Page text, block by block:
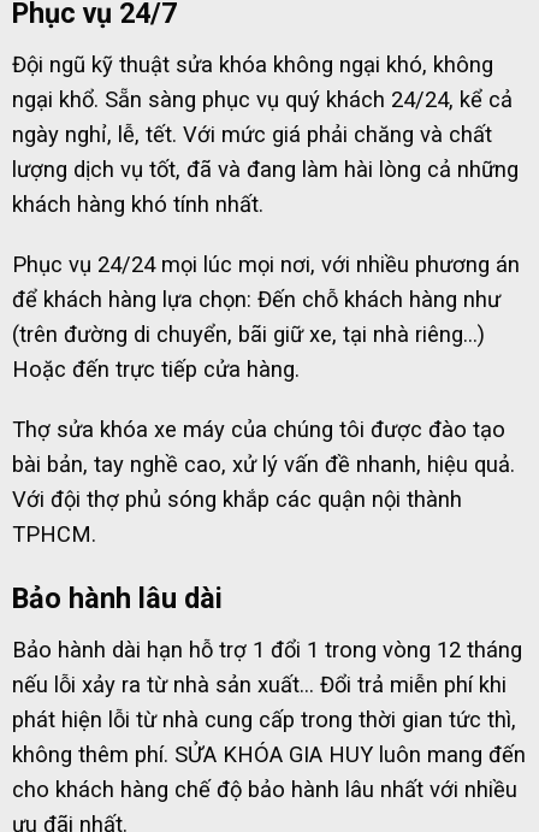
Phục vụ 24/7
Đội ngũ kỹ thuật sửa khóa không ngại khó, không
ngại khổ. Sẵn sàng phục vụ quý khách 24/24, kể cả
ngày nghỉ, lễ, tết. Với mức giá phải chăng và chất
lượng dịch vụ tốt, đã và đang làm hài lòng cả những
khách hàng khó tính nhất.
Phục vụ 24/24 mọi lúc mọi nơi, với nhiều phương án
để khách hàng lựa chọn: Đến chỗ khách hàng như
(trên đường di chuyển, bãi giữ xe, tại nhà riêng…)
Hoặc đến trực tiếp cửa hàng.
Thợ sửa khóa xe máy của chúng tôi được đào tạo
bài bản, tay nghề cao, xử lý vấn đề nhanh, hiệu quả.
Với đội thợ phủ sóng khắp các quận nội thành
TPHCM.
Bảo hành lâu dài
Bảo hành dài hạn hỗ trợ 1 đổi 1 trong vòng 12 tháng
nếu lỗi xảy ra từ nhà sản xuất… Đổi trả miễn phí khi
phát hiện lỗi từ nhà cung cấp trong thời gian tức thì,
không thêm phí. SỬA KHÓA GIA HUY luôn mang đến
cho khách hàng chế độ bảo hành lâu nhất với nhiều
ưu đãi nhất.